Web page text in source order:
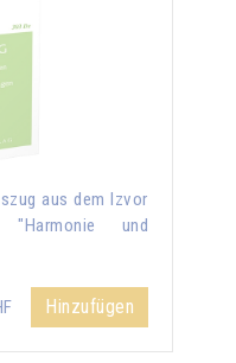
aus dem Izvor
und
Hinzufügen